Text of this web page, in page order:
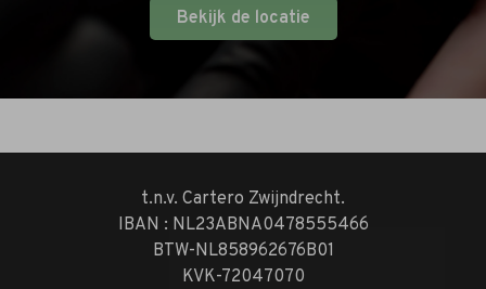
Bekijk de locatie
t.n.v. Cartero Zwijndrecht.
IBAN : NL23ABNA0478555466
BTW-NL858962676B01
KVK-72047070